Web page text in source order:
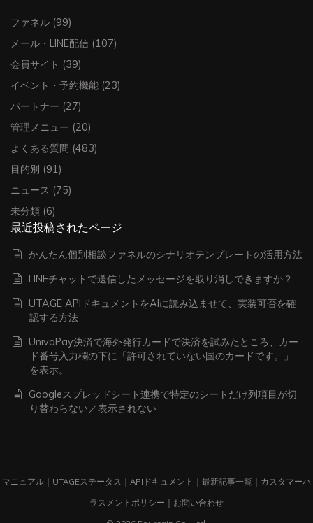
ファネル (99)
メール・LINE配信 (107)
会員サイト (39)
イベント・予約機能 (23)
パートナー (27)
管理メニュー (20)
よくある質問 (483)
目的別 (91)
ニュース (75)
未分類 (6)
最近投稿されたページ
かんたん個別相談ファネルのシナリオテンプレートの活用方法
LINEチャットで送信したメッセージを取り消しできますか？
UTAGE APIドキュメントをAIに読み込ませて、実装可否を確
認する方法
UnivaPay決済で海外発行カードで決済を試みたところ、カー
ド番号入力欄の下に「許可されていない国のカードです。」
を表示。
Googleスプレッドシート連携で特定のシートだけ列項目が切
り替わらない／表示されない
マニュアル ｜ UTAGEステータス ｜ APIドキュメント ｜ 最新記事一覧 ｜ カスタマーハ
ラスメントポリシー ｜ お問い合わせ